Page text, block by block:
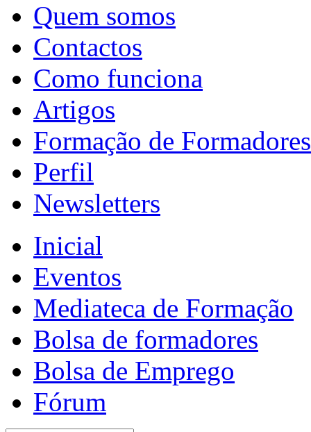
Quem somos
Contactos
Como funciona
Artigos
Formação de Formadores
Perfil
Newsletters
Inicial
Eventos
Mediateca de Formação
Bolsa de formadores
Bolsa de Emprego
Fórum